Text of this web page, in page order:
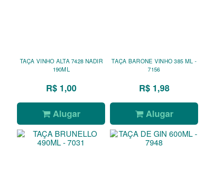
TAÇA VINHO ALTA 7428 NADIR
190ML
R$ 1,00
Alugar
TAÇA BARONE VINHO 385 ML -
7156
R$ 1,98
Alugar